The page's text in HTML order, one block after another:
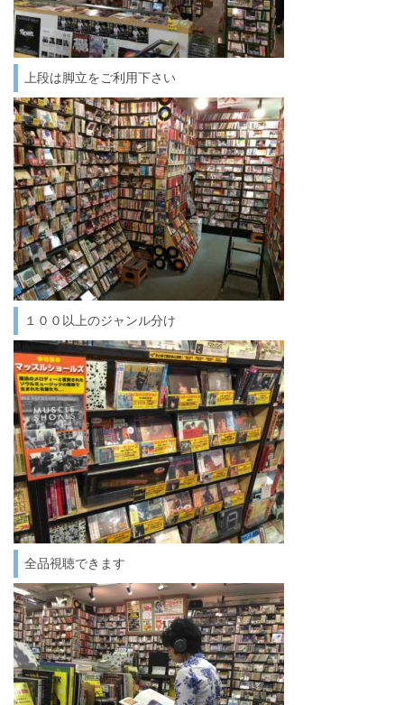
上段は脚立をご利用下さい
１００以上のジャンル分け
全品視聴できます